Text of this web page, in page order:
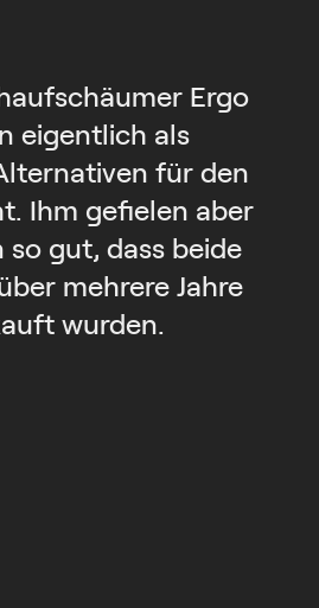
Ergo
eigentlich als
für den
Ihm gefielen aber
so gut, dass beide
mehrere Jahre
wurden.